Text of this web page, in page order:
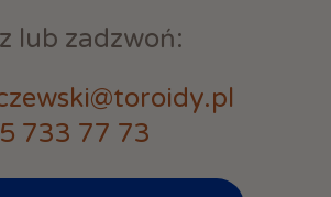
lub zadzwoń:
733 77 73